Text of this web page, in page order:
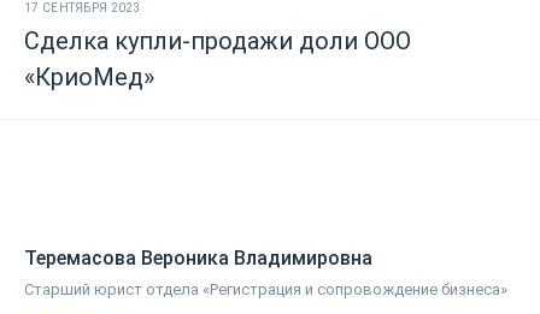
17 СЕНТЯБРЯ 2023
Сделка купли-продажи доли ООО
«КриоМед»
Теремасова Вероника Владимировна
Старший юрист отдела «Регистрация и сопровождение бизнеса»